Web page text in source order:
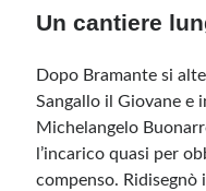
Un cantiere
Dopo Bramante si
Sangallo il Giovane e
Michelangelo
l’incarico quasi per
compenso.